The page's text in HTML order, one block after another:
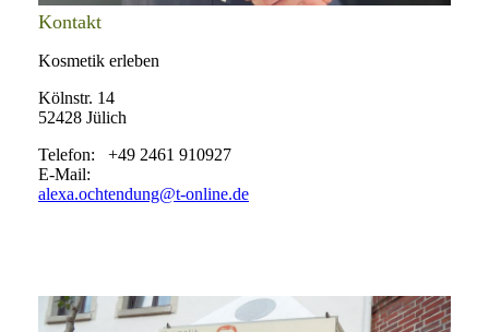
Kontakt
Kosmetik erleben
Kölnstr. 14
52428 Jülich
Telefon: +49 2461 910927
E-Mail:
alexa.ochtendung@t-online.de